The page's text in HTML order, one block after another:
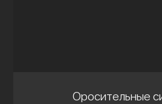
Оросительные